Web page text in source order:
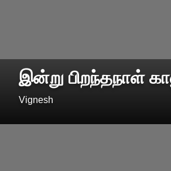
இன்று பிறந்தநாள்
Vignesh